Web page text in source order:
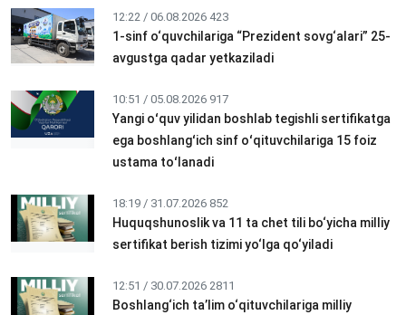
12:22 / 06.08.2026 423
1-sinf o‘quvchilariga “Prezident sovg‘alari” 25-
avgustga qadar yetkaziladi
10:51 / 05.08.2026 917
Yangi oʻquv yilidan boshlab tegishli sertifikatga
ega boshlangʻich sinf oʻqituvchilariga 15 foiz
ustama toʻlanadi
18:19 / 31.07.2026 852
Huquqshunoslik va 11 ta chet tili bo‘yicha milliy
sertifikat berish tizimi yo‘lga qo‘yiladi
12:51 / 30.07.2026 2811
Boshlang‘ich ta’lim o‘qituvchilariga milliy